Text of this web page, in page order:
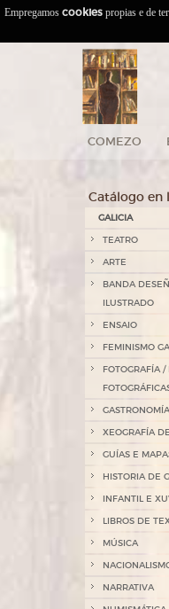
COMEZO
Catálogo en
GALICIA
TEATRO
ARTE
BANDA
ILUSTRADO
ENSAIO
FEMINISMO
FOTOGRAFÍA /
XEOGRAFÍA
GUÍAS E
HISTORIA DE
INFANTIL E
LIBROS DE
MÚSICA
NARRATIVA
Empregamos cookies propias e de